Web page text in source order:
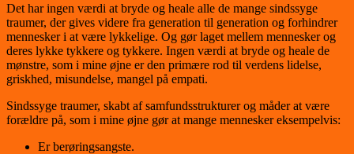
Det har ingen værdi at bryde og heale alle de mange sindssyge
traumer, der gives videre fra generation til generation og forhindrer
mennesker i at være lykkelige. Og gør laget mellem mennesker og
deres lykke tykkere og tykkere. Ingen værdi at bryde og heale de
mønstre, som i mine øjne er den primære rod til verdens lidelse,
griskhed, misundelse, mangel på empati.
Sindssyge traumer, skabt af samfundsstrukturer og måder at være
forældre på, som i mine øjne gør at mange mennesker eksempelvis:
Er berøringsangste.